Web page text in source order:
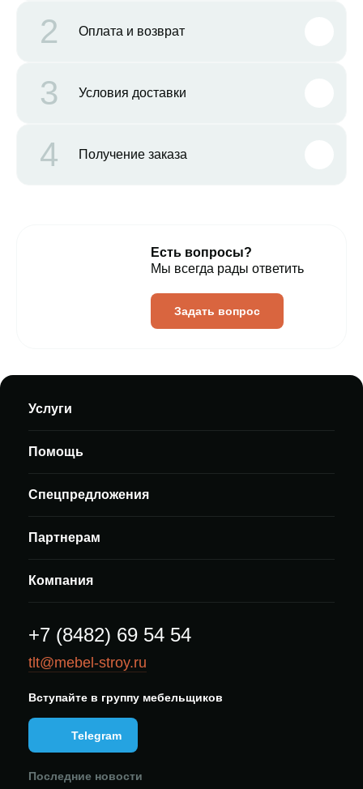
2 Оплата и возврат
3 Условия доставки
4 Получение заказа
Есть вопросы?
Мы всегда рады ответить
Задать вопрос
Услуги
Помощь
Спецпредложения
Партнерам
Компания
+7 (8482) 69 54 54
tlt@mebel-stroy.ru
Вступайте в группу мебельщиков
Telegram
Последние новости